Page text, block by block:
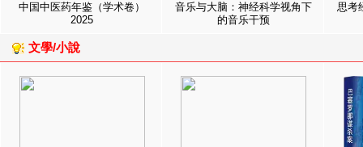
中国中医药年鉴（学术卷）
2025
音乐与大脑：神经科学视角下
的音乐干预
思考
文學/小說